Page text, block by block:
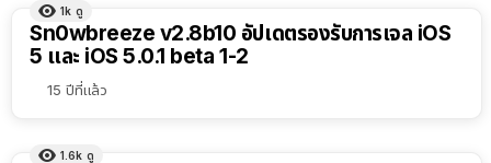
1k ดู
Sn0wbreeze v2.8b10 อัปเดตรองรับการเจล iOS
5 และ iOS 5.0.1 beta 1-2
15 ปีที่แล้ว
1.6k ดู